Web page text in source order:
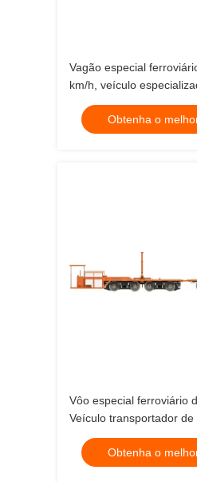
Vagão especial
km/h, veículo
metros, vagão de panela
Obtenha o
Vôo especial ferroviário
Veículo transportador de
betão de 12 km/h
Obtenha o